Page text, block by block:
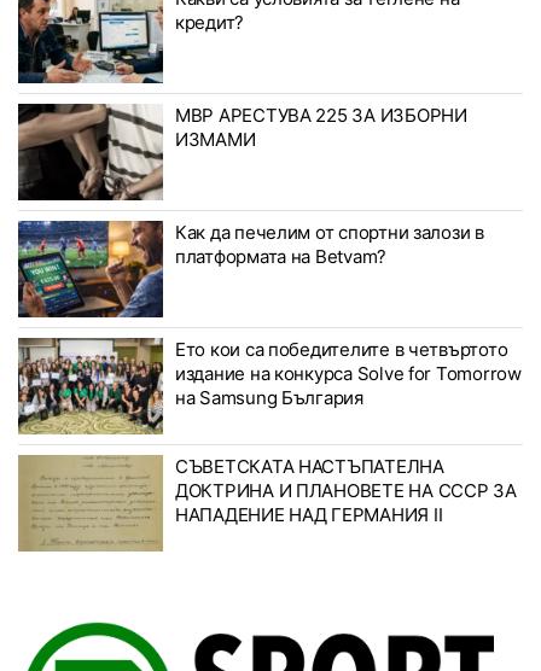
кредит?
МВР АРЕСТУВА 225 ЗА ИЗБОРНИ
ИЗМАМИ
Как да печелим от спортни залози в
платформата на Betvam?
Ето кои са победителите в четвъртото
издание на конкурса Solve for Tomorrow
на Samsung България
СЪВЕТСКАТА НАСТЪПАТЕЛНА
ДОКТРИНА И ПЛАНОВЕТЕ НА СССР ЗА
НАПАДЕНИЕ НАД ГЕРМАНИЯ II